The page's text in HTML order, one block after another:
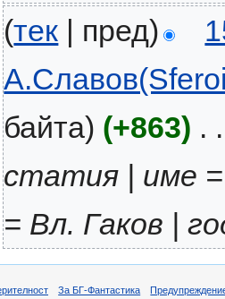
(тек | пред)
байта) (+863) . .
статия | име
= Вл. Гаков |
За БГ-Фантастика